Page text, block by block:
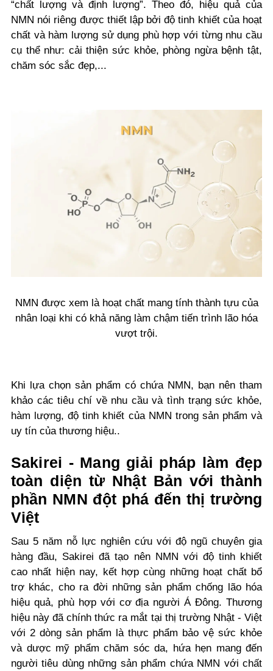
“chất lượng và định lượng”. Theo đó, hiệu quả của
NMN nói riêng được thiết lập bởi độ tinh khiết của hoạt
chất và hàm lượng sử dụng phù hợp với từng nhu cầu
cụ thể như: cải thiện sức khỏe, phòng ngừa bệnh tật,
chăm sóc sắc đẹp,...
NMN được xem là hoạt chất mang tính thành tựu của
nhân loại khi có khả năng làm chậm tiến trình lão hóa
vượt trội.
Khi lựa chọn sản phẩm có chứa NMN, bạn nên tham
khảo các tiêu chí về nhu cầu và tình trạng sức khỏe,
hàm lượng, độ tinh khiết của NMN trong sản phẩm và
uy tín của thương hiệu..
Sakirei - Mang giải pháp làm đẹp
toàn diện từ Nhật Bản với thành
phần NMN đột phá đến thị trường
Việt
Sau 5 năm nỗ lực nghiên cứu với độ ngũ chuyên gia
hàng đầu, Sakirei đã tạo nên NMN với độ tinh khiết
cao nhất hiện nay, kết hợp cùng những hoạt chất bổ
trợ khác, cho ra đời những sản phẩm chống lão hóa
hiệu quả, phù hợp với cơ địa người Á Đông. Thương
hiệu này đã chính thức ra mắt tại thị trường Nhật - Việt
với 2 dòng sản phẩm là thực phẩm bảo vệ sức khỏe
và dược mỹ phẩm chăm sóc da, hứa hẹn mang đến
người tiêu dùng những sản phẩm chứa NMN với chất